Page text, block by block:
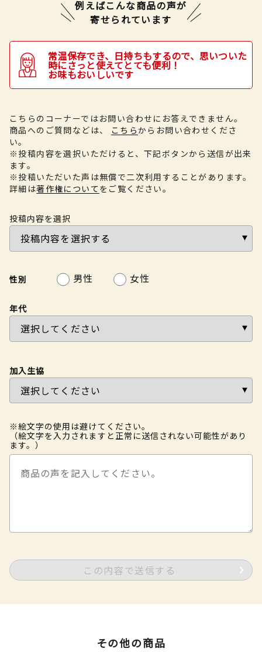
例えばこんな商品の声が
寄せられています
常温保存でき、日持ちもするので、思いついた
時にさっと使えてとても便利！
お味もおいしいです
こちらのコーナーではお問い合わせにお答えできません。
商品へのご質問などは、
こちらからお問い合わせくださ
い。
※投稿内容を選択いただけると、下記ボタンから送信が出来
ます。
※投稿いただいた声は無償で二次利用することがあります。
詳細は著作権について をご覧ください。
投稿内容を選択
性別 男性 女性
年代
加入生協
※絵文字の使用は避けてください。
（絵文字を入力されますと正常に送信されない可能性があり
ます。）
この内容で送信する
その他の商品